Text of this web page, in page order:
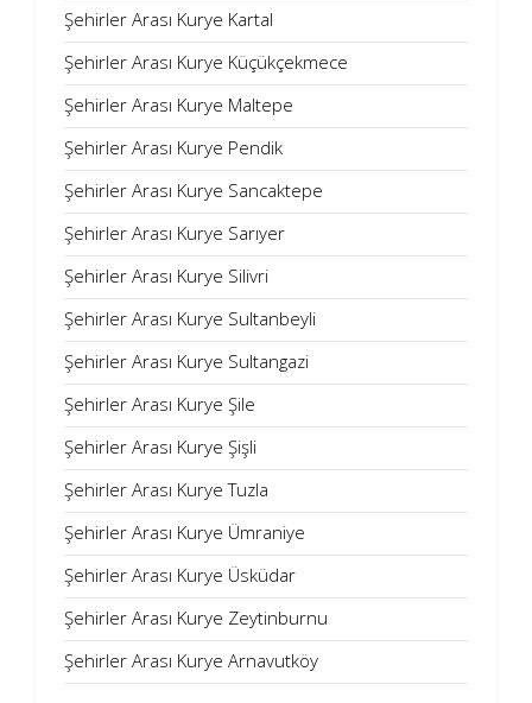
Şehirler Arası Kurye Kartal
Şehirler Arası Kurye Küçükçekmece
Şehirler Arası Kurye Maltepe
Şehirler Arası Kurye Pendik
Şehirler Arası Kurye Sancaktepe
Şehirler Arası Kurye Sarıyer
Şehirler Arası Kurye Silivri
Şehirler Arası Kurye Sultanbeyli
Şehirler Arası Kurye Sultangazi
Şehirler Arası Kurye Şile
Şehirler Arası Kurye Şişli
Şehirler Arası Kurye Tuzla
Şehirler Arası Kurye Ümraniye
Şehirler Arası Kurye Üsküdar
Şehirler Arası Kurye Zeytinburnu
Şehirler Arası Kurye Arnavutköy